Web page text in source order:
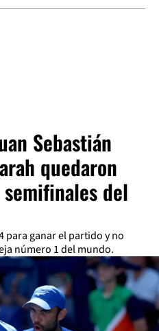
Sebastián
quedaron
del
para ganar el partido y no
número 1 del mundo.